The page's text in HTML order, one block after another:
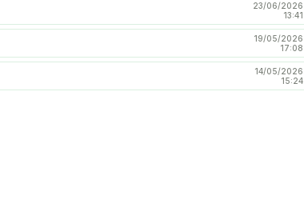
23/06/2026
13:41
19/05/2026
17:08
14/05/2026
15:24